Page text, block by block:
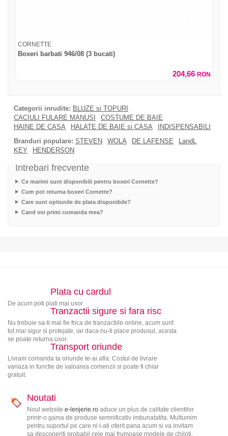
CORNETTE
Boxeri barbati 946/08 (3 bucati)
204,66 RON
Categorii inrudite: BLUZE si TOPURI
CACIULI FULARE MANUSI
COSTUME DE BAIE
HAINE DE CASA
HALATE DE BAIE si CASA
INDISPENSABILI
Branduri populare: STEVEN WOLA DE LAFENSE
LandL
KEY
HENDERSON
Intrebari frecvente
Ce marimi sunt disponibili pentru boxeri Cornette?
Cum pot returna boxeri Cornette?
Care sunt optiunile de plata disponibile?
Cand voi primi comanda mea?
Plata cu cardul
De acum poti plati mai usor
Tranzactii sigure si fara risc
Nu trebuie sa-ti mai fie frica de tranzactiile online, acum sunt
tot mai sigur si protejate, iar daca nu-ti place produsul, acesta
se poate returna usor.
Transport oriunde
Livram comanda ta oriunde te-ai afla. Costul de livrare
variaza in functie de valoarea comenzii si poate fi chiar
gratuit.
Noutati
Noul website e-lenjerie.roaduce un plus de calitate clientilor
printr-o gama de produse semnificativ imbunatatita. Multumim
pentru suportul pe care ni l-ati oferit pana acum si va invitam
sa descoperiti probabil cele mai frumoase modele de chiloti,